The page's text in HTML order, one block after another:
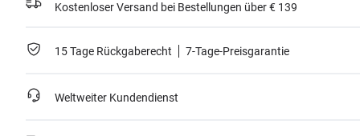
Kostenloser Versand bei Bestellungen über € 139
15 Tage Rückgaberecht 7-Tage-Preisgarantie
Weltweiter Kundendienst